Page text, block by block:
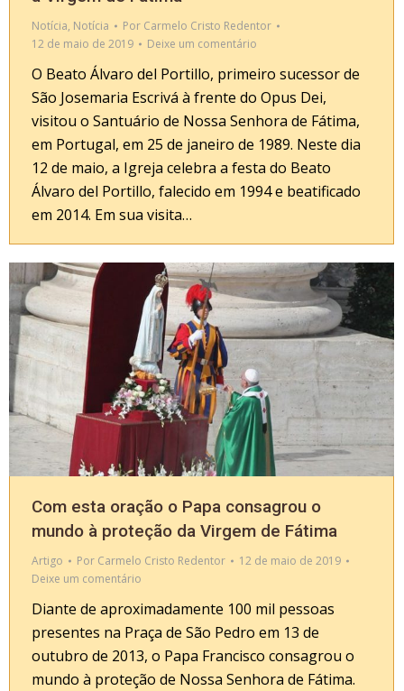
Notícia, Notícia Por Carmelo Cristo Redentor
12 de maio de 2019
Deixe um comentário
O Beato Álvaro del Portillo, primeiro sucessor de
São Josemaria Escrivá à frente do Opus Dei,
visitou o Santuário de Nossa Senhora de Fátima,
em Portugal, em 25 de janeiro de 1989. Neste dia
12 de maio, a Igreja celebra a festa do Beato
Álvaro del Portillo, falecido em 1994 e beatificado
em 2014. Em sua visita…
Com esta oração o Papa consagrou o
mundo à proteção da Virgem de Fátima
Artigo Por Carmelo Cristo Redentor
12 de maio de 2019
Deixe um comentário
Diante de aproximadamente 100 mil pessoas
presentes na Praça de São Pedro em 13 de
outubro de 2013, o Papa Francisco consagrou o
mundo à proteção de Nossa Senhora de Fátima.